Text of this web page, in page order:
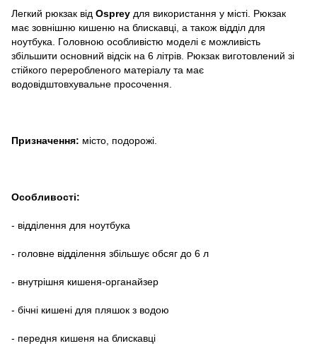
Легкий рюкзак від Osprey для використання у місті. Рюкзак
має зовнішню кишеню на блискавці, а також відділ для
ноутбука. Головною особливістю моделі є можливість
збільшити основний відсік на 6 літрів. Рюкзак виготовлений зі
стійкого переробленого матеріалу та має
водовідштовхувальне просочення.
Призначення: місто, подорожі.
Особливості:
- відділення для ноутбука
- головне відділення збільшує обсяг до 6 л
- внутрішня кишеня-органайзер
- бічні кишені для пляшок з водою
- передня кишеня на блискавці